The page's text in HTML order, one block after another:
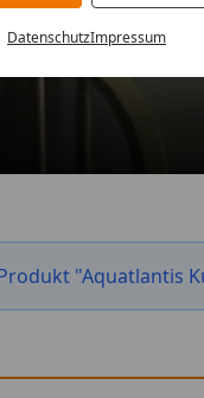
DatenschutzImpressum
"Aquatlantis